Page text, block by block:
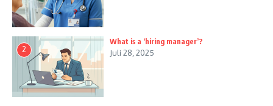
2
What is a ‘hiring manager’?
Juli 28, 2025